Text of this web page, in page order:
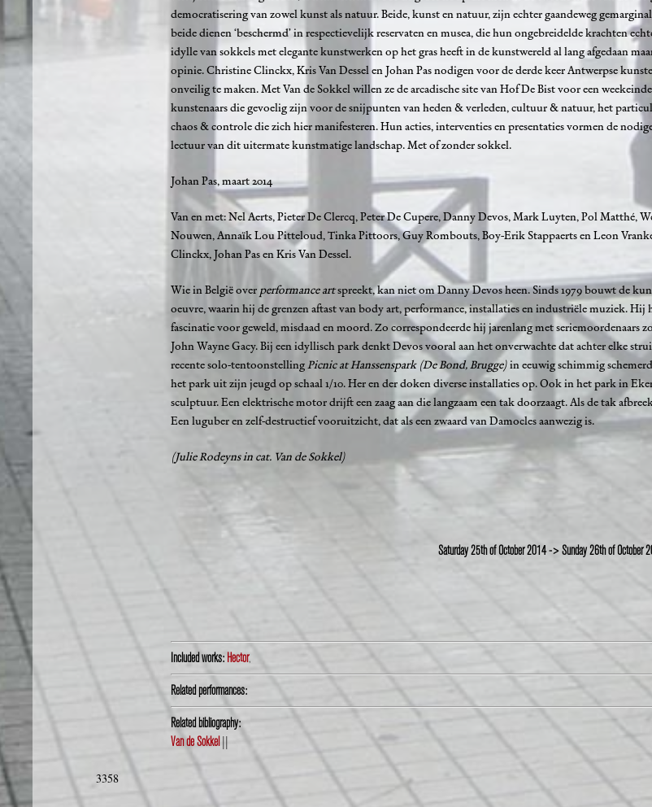
democratisering van zowel kunst als natuur. Beide, kunst en natuur, zijn echter gaandeweg
beide dienen ‘beschermd’ in respectievelijk reservaten en musea, die hun ongebreidelde krachten
idylle van sokkels met elegante kunstwerken op het gras heeft in de kunstwereld al lang afgedaan
opinie. Christine Clinckx, Kris Van Dessel en Johan Pas nodigen voor de derde keer Antwerpse
onveilig te maken. Met Van de Sokkel willen ze de arcadische site van Hof De Bist voor een
kunstenaars die gevoelig zijn voor de snijpunten van heden & verleden, cultuur & natuur, het
chaos & controle die zich hier manifesteren. Hun acties, interventies en presentaties vormen de
lectuur van dit uitermate kunstmatige landschap. Met of zonder sokkel.
Johan Pas, maart 2014
Van en met: Nel Aerts, Pieter De Clercq, Peter De Cupere, Danny Devos, Mark Luyten, Pol Matthé,
Nouwen, Annaïk Lou Pitteloud, Tinka Pittoors, Guy Rombouts, Boy-Erik Stappaerts en Leon
Clinckx, Johan Pas en Kris Van Dessel.
Wie in België over performance artspreekt, kan niet om Danny Devos heen. Sinds 1979 bouwt de
oeuvre, waarin hij de grenzen aftast van body art, performance, installaties en industriële muziek.
fascinatie voor geweld, misdaad en moord. Zo correspondeerde hij jarenlang met seriemoordenaars
John Wayne Gacy. Bij een idyllisch park denkt Devos vooral aan het onverwachte dat achter elke
recente solo-tentoonstellingPicnic at Hanssenspark (De Bond, Brugge)in eeuwig schimmig
het park uit zijn jeugd op schaal 1/10. Her en der doken diverse installaties op. Ook in het park in
sculptuur. Een elektrische motor drijft een zaag aan die langzaam een tak doorzaagt. Als de tak
Een luguber en zelf-destructief vooruitzicht, dat als een zwaard van Damocles aanwezig is.
(Julie Rodeyns in cat. Van de Sokkel)
Saturday 25th of October 2014 -> Sunday 26th of October
Included works: Hector,
Related performances:
Related bibliography:
Van de Sokkel
3358